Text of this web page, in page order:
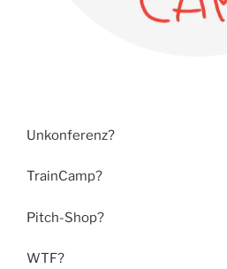
Unkonferenz?
TrainCamp?
Pitch-Shop?
WTF?